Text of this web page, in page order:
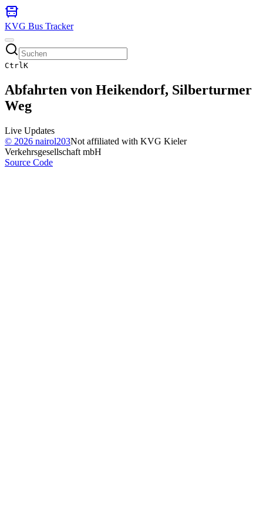
KVG Bus Tracker
CtrlK
Abfahrten von Heikendorf, Silberturmer
Weg
Live Updates
© 2026 nairol203Not affiliated with KVG Kieler
Verkehrsgesellschaft mbH
Source Code